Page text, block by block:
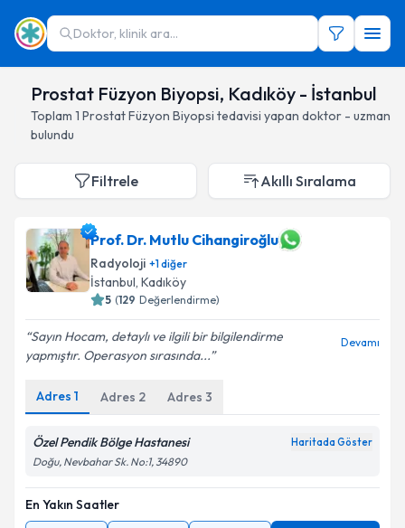
Doktor, klinik ara...
Prostat Füzyon Biyopsi, Kadıköy - İstanbul
Toplam 1 Prostat Füzyon Biyopsi tedavisi yapan doktor - uzman
bulundu
Filtrele Akıllı Sıralama
Prof. Dr. Mutlu Cihangiroğlu
Radyoloji +1diğer
İstanbul, Kadıköy
5 (129 Değerlendirme)
Sayın Hocam, detaylı ve ilgili bir bilgilendirme
yapmıştır. Operasyon sırasında...
Devamı
Adres 1 Adres 2 Adres 3
Özel Pendik Bölge Hastanesi Haritada Göster
Doğu, Nevbahar Sk. No:1, 34890
En Yakın Saatler